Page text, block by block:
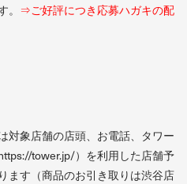
⇒ご好評につき応募ハガキの配
対象店舗の店頭、お電話、タワー
tower.jp/）を利用した店舗予
ます（商品のお引き取りは渋谷店